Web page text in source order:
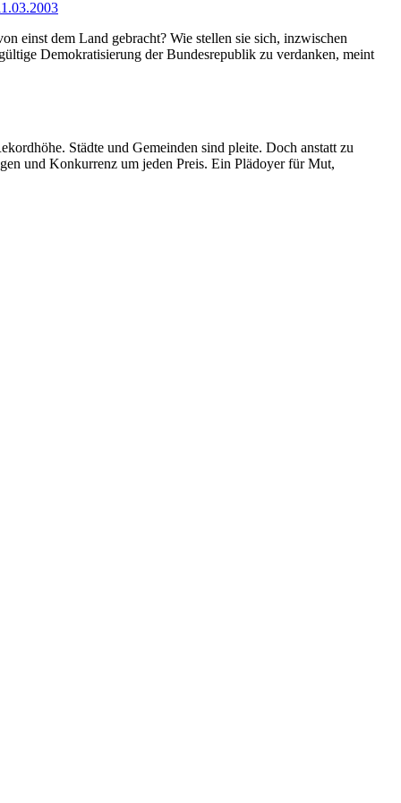
einst dem Land gebracht? Wie stellen sie sich, inzwischen
Demokratisierung der Bundesrepublik zu verdanken, meint
Städte und Gemeinden sind pleite. Doch anstatt zu
und Konkurrenz um jeden Preis. Ein Plädoyer für Mut,